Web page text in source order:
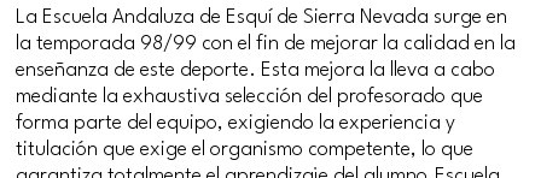
La Escuela Andaluza de Esquí de Sierra Nevada surge en
la temporada 98/99 con el fin de mejorar la calidad en la
enseñanza de este deporte. Esta mejora la lleva a cabo
mediante la exhaustiva selección del profesorado que
forma parte del equipo, exigiendo la experiencia y
titulación que exige el organismo competente, lo que